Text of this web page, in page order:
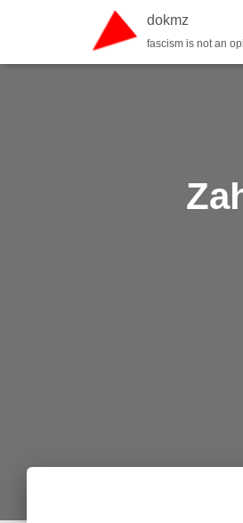
dokmz
fascism is not an